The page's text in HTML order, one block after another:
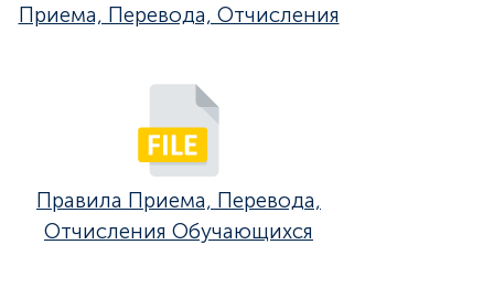
Приема, Перевода, Отчисления
Правила Приема, Перевода,
Отчисления Обучающихся